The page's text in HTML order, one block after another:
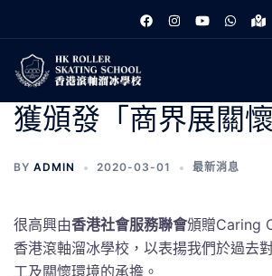
至
內獲頒發「商界展關
BY ADMIN 2020-03-01 最新消息
很高興由香港社會服務聯會頒贈Caring
香港滾軸溜冰學校，以表揚我們於過去
工及關懷環境的承擔。